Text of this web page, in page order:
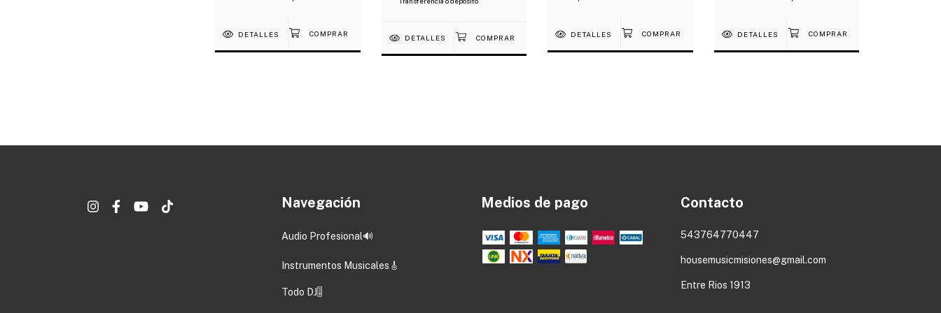
DETALLES DETALLES DETALLES DETALLES
Navegación
Audio Profesional🔊
Instrumentos Musicales🎸
Todo DJ🎚️
Medios de pago Contacto
543764770447
housemusicmisiones@gmail.com
Entre Rios 1913